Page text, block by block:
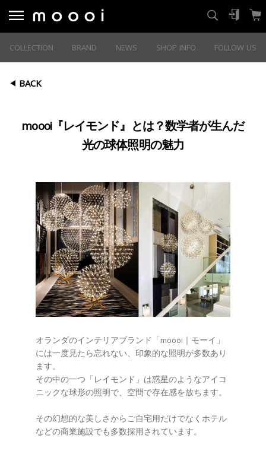
COLLECTION BRAND NEWS SHOP INFO FOLLOW US
BACK
moooi『レイモンド』とは？数学者が生んだ
光の球体照明の魅力
オランダのインテリアブランド「moooi｜モーイ」
には一度見たら忘れない、印象的な照明が多数あり
ます。
その中の一つ「レイモンド」は惑星のようなアイコ
ニックな球形の照明で、空間で存在感を放ちます。
その幻想的な美しさからご自宅用だけでなくホテル
などの商業施設でも多数採用されています。